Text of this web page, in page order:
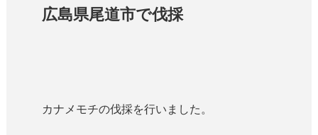
広島県尾道市で伐採
カナメモチの伐採を行いました。